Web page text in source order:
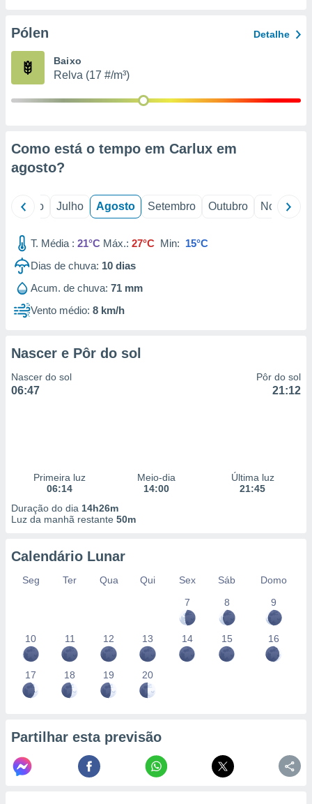
através
estudos
e
Pólen Detalhe
Baixo
Relva (17 #/m³)
Como está o tempo em Carlux em
agosto?
Junho Julho Agosto Setembro Outubro Novembro
T. Média : 21°C Máx.: 27°C Min: 15°C
Dias de chuva: 10 dias
Acum. de chuva: 71 mm
Vento médio: 8 km/h
Nascer e Pôr do sol
Nascer do sol
06:47
Pôr do sol
21:12
Primeira luz
06:14
Meio-dia
14:00
Última luz
21:45
Duração do dia 14h26m
Luz da manhã restante 50m
Calendário Lunar
Seg Ter Qua Qui Sex Sáb
Domo
7
8 9
10 11 12 13 14 15 16
17 18 19 20
Partilhar esta previsão